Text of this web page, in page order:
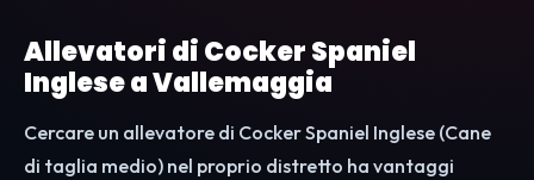
Allevatori di Cocker Spaniel
Inglese a Vallemaggia
Cercare un allevatore di Cocker Spaniel Inglese (Cane
di taglia medio) nel proprio distretto ha vantaggi